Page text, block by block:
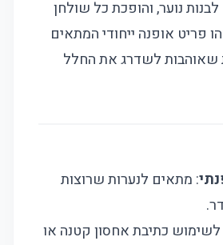
נוער, והופכת כל שולחן
פריט אופנה ייחודי המתאים
שאוהבות לשדרג את החלל
: מתאים לנערות שרוצות
לשימוש כתיבת אחסון קטנה או